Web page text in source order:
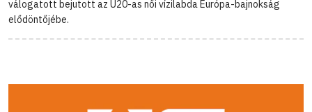
válogatott bejutott az U20-as női vízilabda Európa-bajnokság
elődöntőjébe.